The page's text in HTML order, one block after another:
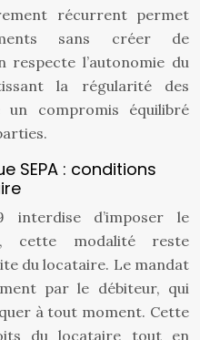
récurrent permet
sans créer de
respecte l’autonomie du
la régularité des
un compromis équilibré
SEPA : conditions
d’imposer le
cette modalité reste
du locataire. Le mandat
par le débiteur, qui
à tout moment. Cette
du locataire tout en